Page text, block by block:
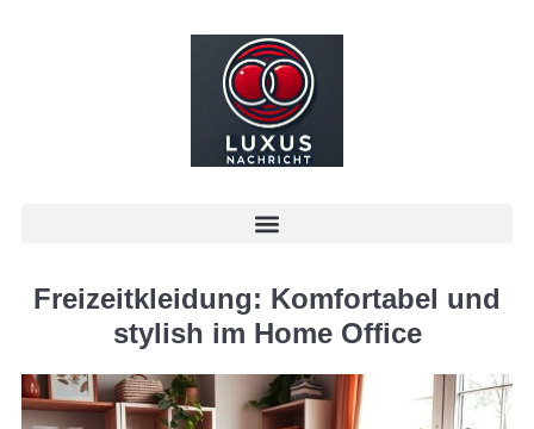
Freizeitkleidung: Komfortabel und
stylish im Home Office